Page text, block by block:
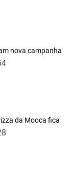
nova campanha
da Mooca fica